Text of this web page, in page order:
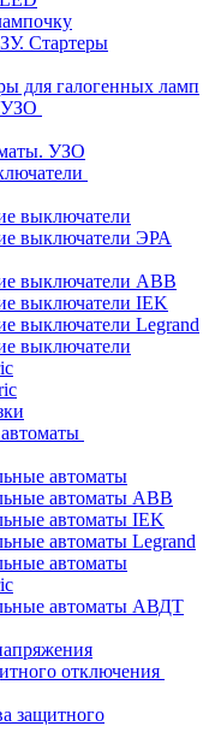
Стартеры
для галогенных ламп
УЗО
УЗО
выключатели
выключатели ЭРА
выключатели ABB
выключатели IEK
выключатели Legrand
выключатели
автоматы
автоматы ABB
автоматы IEK
автоматы Legrand
автоматы
автоматы АВДТ
отключения
защитного